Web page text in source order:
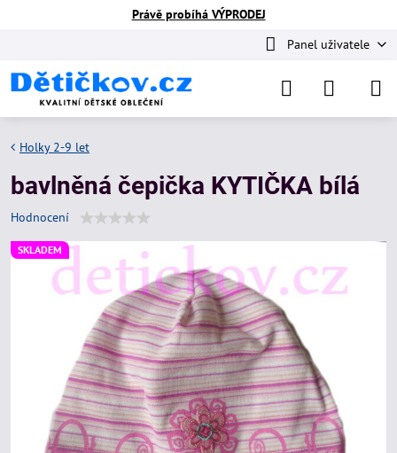
Právě probíhá VÝPRODEJ
Panel uživatele
SKLADEM
Holky 2-9 let
bavlněná čepička KYTIČKA bílá
Hodnocení